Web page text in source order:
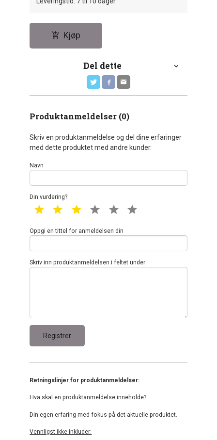
Kjøp
Del dette
Produktanmeldelser (0)
Skriv en produktanmeldelse og del dine erfaringer
med dette produktet med andre kunder.
Navn
Din vurdering?
1 star 2 star 3 star 4 star 5 star
Oppgi en tittel for anmeldelsen din
Skriv inn produktanmeldelsen i feltet under
Retningslinjer for produktanmeldelser:
Hva skal en produktanmeldelse inneholde?
Din egen erfaring med fokus på det aktuelle produktet.
Vennligst ikke inkluder: